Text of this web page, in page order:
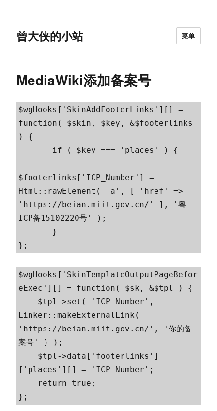
曾大侠的小站 菜单
MediaWiki添加备案号
$wgHooks['SkinAddFooterLinks'][] =
function( $skin, $key, &$footerlinks
) {
$footerlinks['ICP_Number'] =
Html::rawElement( 'a', [ 'href' =>
'https://beian.miit.gov.cn/' ], '粤
ICP备15102220号' );
};
$wgHooks['SkinTemplateOutputPageBefor
eExec'][] = function( $sk, &$tpl ) {
Linker::makeExternalLink(
'https://beian.miit.gov.cn/', '你的备
案号' ) );
['places'][] = 'ICP_Number';
};